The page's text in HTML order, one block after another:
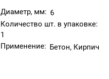
Диаметр, мм: 6
Количество шт. в упаковке:
1
Применение: Бетон, Кирпич